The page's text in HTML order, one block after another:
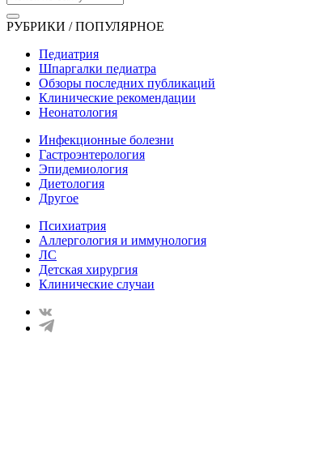
РУБРИКИ / ПОПУЛЯРНОЕ
Педиатрия
Шпаргалки педиатра
Обзоры последних публикаций
Клинические рекомендации
Неонатология
Инфекционные болезни
Гастроэнтерология
Эпидемиология
Диетология
Другое
Психиатрия
Аллергология и иммунология
ЛС
Детская хирургия
Клинические случаи